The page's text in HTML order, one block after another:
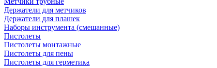
Держатели для метчиков
Держатели для плашек
Наборы инструмента (смешанные)
Пистолеты
Пистолеты монтажные
Пистолеты для пены
Пистолеты для герметика